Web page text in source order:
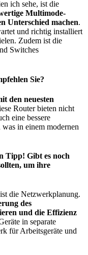
ich sehe, ist die
Multimode-
Unterschied machen.
und richtig installiert
Zudem ist die
Switches
Sie?
den neuesten
Router bieten nicht
eine bessere
in einem modernen
Tipp! Gibt es noch
um ihre
die Netzwerkplanung.
des
und die Effizienz
in separate
für Arbeitsgeräte und